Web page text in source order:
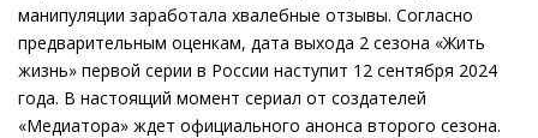
манипуляции заработала хвалебные отзывы. Согласно
предварительным оценкам, дата выхода 2 сезона «Жить
жизнь» первой серии в России наступит 12 сентября 2024
года. В настоящий момент сериал от создателей
«Медиатора» ждет официального анонса второго сезона.